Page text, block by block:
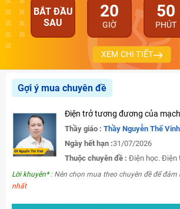
BẮT ĐẦU
SAU
20
GIỜ
50
PHÚT
XEM CHI TIẾT
Gợi ý mua chuyên đề
Điện trở tương đương của
Thầy giáo : Thầy Nguyễn Thế Vinh
Ngày hết hạn :31/07/2026
Thuộc chuyên đề : Điện học. Điện
Lời khuyên*: Nên chọn mua theo chuyên đề để đảm
nhất